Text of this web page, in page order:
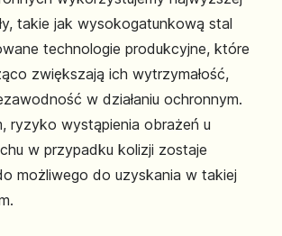
takie jak wysokogatunkową stal
technologie produkcyjne, które
zwiększają ich wytrzymałość,
w działaniu ochronnym.
ryzyko wystąpienia obrażeń u
w przypadku kolizji zostaje
możliwego do uzyskania w takiej